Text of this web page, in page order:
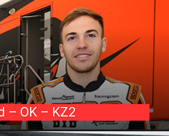
– OK – KZ2